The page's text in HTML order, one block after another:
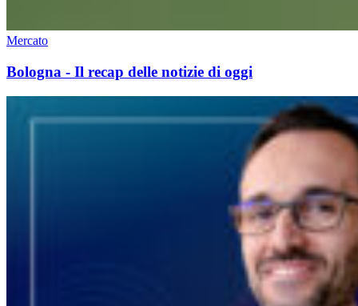
Mercato
Bologna - Il recap delle notizie di oggi